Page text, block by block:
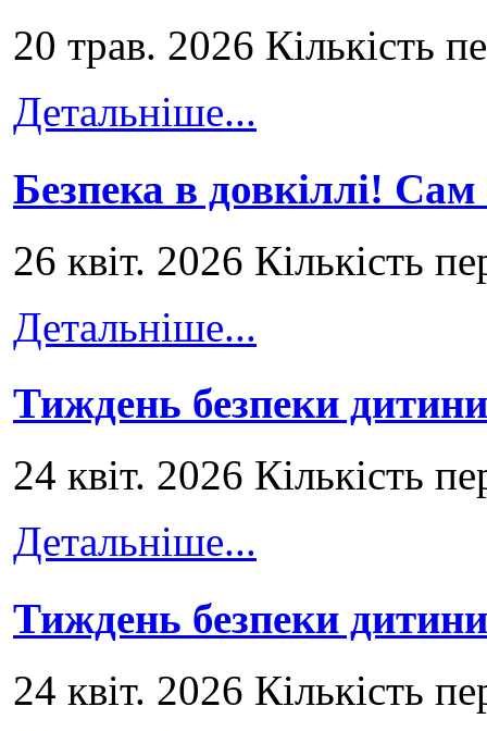
20 трав. 2026 Кількість
Детальніше...
Безпека в довкіллі!
26 квіт. 2026 Кількість
Детальніше...
Тиждень безпеки
24 квіт. 2026 Кількість
Детальніше...
Тиждень безпеки
24 квіт. 2026 Кількість